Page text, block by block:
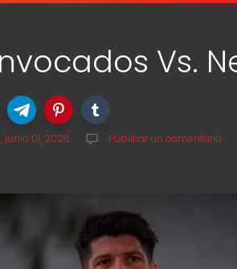
Vs.
junio 01, 2026 Publicar un comentario